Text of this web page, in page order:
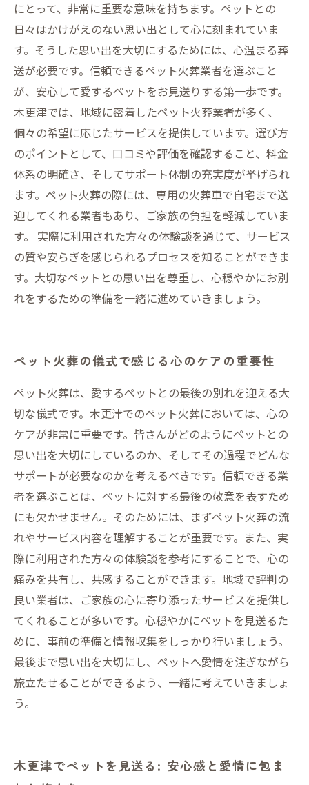
にとって、非常に重要な意味を持ちます。ペットとの
日々はかけがえのない思い出として心に刻まれていま
す。そうした思い出を大切にするためには、心温まる葬
送が必要です。信頼できるペット火葬業者を選ぶこと
が、安心して愛するペットをお見送りする第一歩です。
木更津では、地域に密着したペット火葬業者が多く、
個々の希望に応じたサービスを提供しています。選び方
のポイントとして、口コミや評価を確認すること、料金
体系の明確さ、そしてサポート体制の充実度が挙げられ
ます。ペット火葬の際には、専用の火葬車で自宅まで送
迎してくれる業者もあり、ご家族の負担を軽減していま
す。 実際に利用された方々の体験談を通じて、サービス
の質や安らぎを感じられるプロセスを知ることができま
す。大切なペットとの思い出を尊重し、心穏やかにお別
れをするための準備を一緒に進めていきましょう。
ペット火葬の儀式で感じる心のケアの重要性
ペット火葬は、愛するペットとの最後の別れを迎える大
切な儀式です。木更津でのペット火葬においては、心の
ケアが非常に重要です。皆さんがどのようにペットとの
思い出を大切にしているのか、そしてその過程でどんな
サポートが必要なのかを考えるべきです。信頼できる業
者を選ぶことは、ペットに対する最後の敬意を表すため
にも欠かせません。そのためには、まずペット火葬の流
れやサービス内容を理解することが重要です。また、実
際に利用された方々の体験談を参考にすることで、心の
痛みを共有し、共感することができます。地域で評判の
良い業者は、ご家族の心に寄り添ったサービスを提供し
てくれることが多いです。心穏やかにペットを見送るた
めに、事前の準備と情報収集をしっかり行いましょう。
最後まで思い出を大切にし、ペットへ愛情を注ぎながら
旅立たせることができるよう、一緒に考えていきましょ
う。
木更津でペットを見送る: 安心感と愛情に包ま